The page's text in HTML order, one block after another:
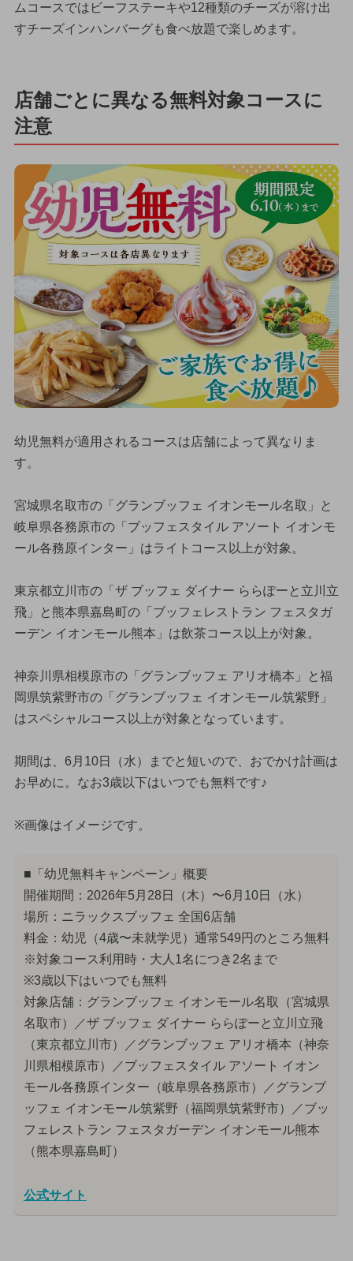
ムコースではビーフステーキや12種類のチーズが溶け出
すチーズインハンバーグも食べ放題で楽しめます。
店舗ごとに異なる無料対象コースに
注意
幼児無料が適用されるコースは店舗によって異なりま
す。
宮城県名取市の「グランブッフェ イオンモール名取」と
岐阜県各務原市の「ブッフェスタイル アソート イオンモ
ール各務原インター」はライトコース以上が対象。
東京都立川市の「ザ ブッフェ ダイナー ららぽーと立川立
飛」と熊本県嘉島町の「ブッフェレストラン フェスタガ
ーデン イオンモール熊本」は飲茶コース以上が対象。
神奈川県相模原市の「グランブッフェ アリオ橋本」と福
岡県筑紫野市の「グランブッフェ イオンモール筑紫野」
はスペシャルコース以上が対象となっています。
期間は、6月10日（水）までと短いので、おでかけ計画は
お早めに。なお3歳以下はいつでも無料です♪
※画像はイメージです。
■「幼児無料キャンペーン」概要
開催期間：2026年5月28日（木）〜6月10日（水）
場所：ニラックスブッフェ 全国6店舗
料金：幼児（4歳〜未就学児）通常549円のところ無料
※対象コース利用時・大人1名につき2名まで
※3歳以下はいつでも無料
対象店舗：グランブッフェ イオンモール名取（宮城県
名取市）／ザ ブッフェ ダイナー ららぽーと立川立飛
（東京都立川市）／グランブッフェ アリオ橋本（神奈
川県相模原市）／ブッフェスタイル アソート イオン
モール各務原インター（岐阜県各務原市）／グランブ
ッフェ イオンモール筑紫野（福岡県筑紫野市）／ブッ
フェレストラン フェスタガーデン イオンモール熊本
（熊本県嘉島町）
公式サイト